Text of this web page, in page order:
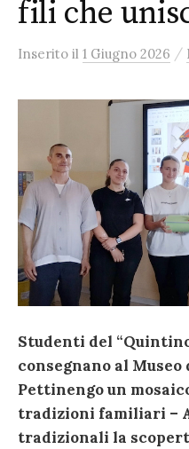
fili che
Inserito il 1 Giugno 2026 /
Studenti del
consegnano al
Pettinengo un
tradizioni familiari –
tradizionali la